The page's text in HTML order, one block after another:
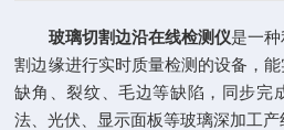
玻璃切割边沿在线检测仪是一
割边缘进行实时质量检测的设备，能
缺角、裂纹、毛边等缺陷，同步完
法、光伏、显示面板等玻璃深加工产